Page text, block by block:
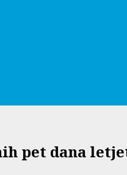
pet dana